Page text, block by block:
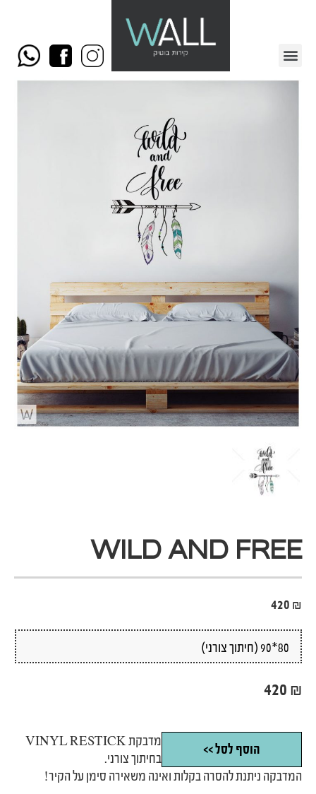
WILD AND FREE
420 ₪
420 ₪
הוסף לסל >>
מדבקת VINYL RESTICK
בחיתוך צורני.
המדבקה ניתנת להסרה בקלות ואינה משאירה סימן על הקיר!